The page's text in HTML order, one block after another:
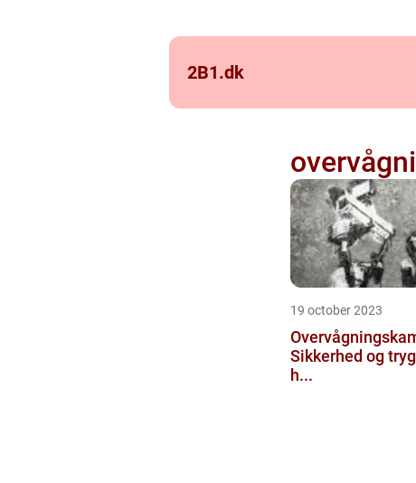
2B1.dk
19 october 2023
Sikkerhed og
h...